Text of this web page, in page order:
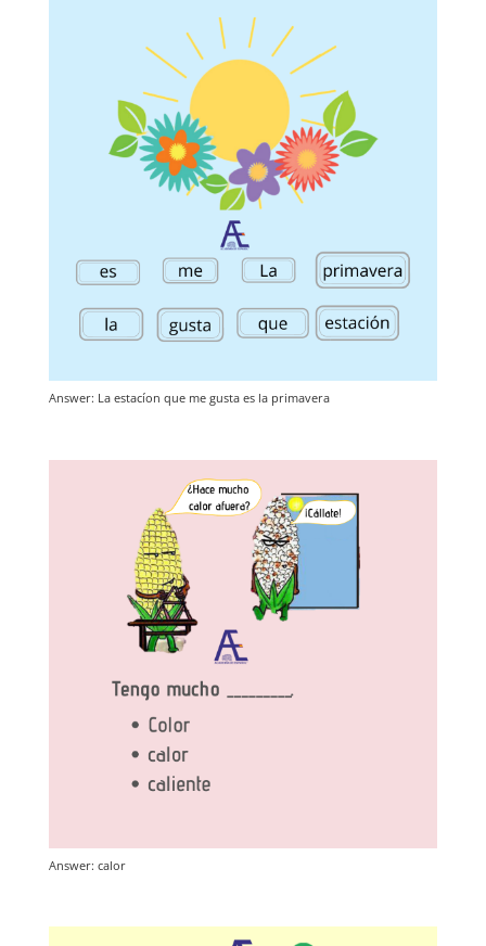
Answer: La estacíon que me gusta es la primavera
Answer: calor